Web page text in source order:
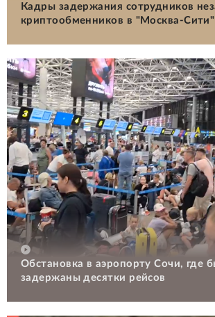
Кадры задержания сотрудников
криптообменников в "Москва-Сити"
Обстановка в аэропорту Сочи, где
задержаны десятки рейсов